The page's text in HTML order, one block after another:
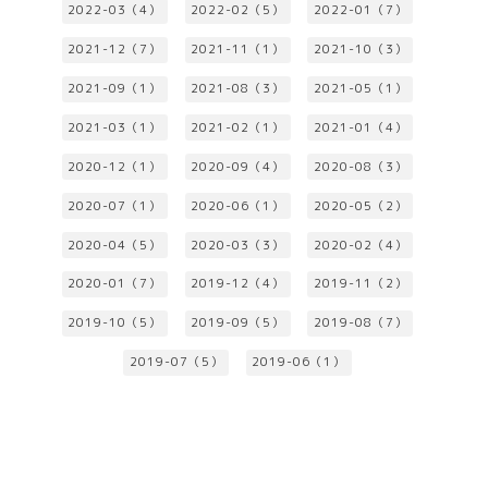
2022-03（4） 2022-02（5） 2022-01（7）
2021-12（7） 2021-11（1） 2021-10（3）
2021-09（1） 2021-08（3） 2021-05（1）
2021-03（1） 2021-02（1） 2021-01（4）
2020-12（1） 2020-09（4） 2020-08（3）
2020-07（1） 2020-06（1） 2020-05（2）
2020-04（5） 2020-03（3） 2020-02（4）
2020-01（7） 2019-12（4） 2019-11（2）
2019-10（5） 2019-09（5） 2019-08（7）
2019-07（5） 2019-06（1）